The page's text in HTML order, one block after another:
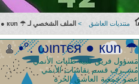
منتديات العاشق > الملف الشخصي لـ ☂ ωιnтєя ● кυn .°•
☂ ωιnтєя ● кυn .°•
مَسؤول فريق تلبية طلبات الأنمي
مُشــرف قسم نقاشات الأنمي
عضو جمعية العاشق الحُرة